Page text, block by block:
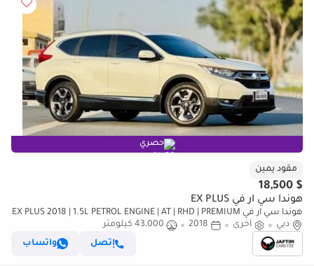
حصري
مقود يمين
$ 18,500
هوندا سي آر في EX PLUS
هوندا سي آر في EX PLUS 2018 | 1.5L PETROL ENGINE | AT | RHD | PREMIUM
دبي أخرى 2018
43,000 كيلومتر
إتصل
واتساب